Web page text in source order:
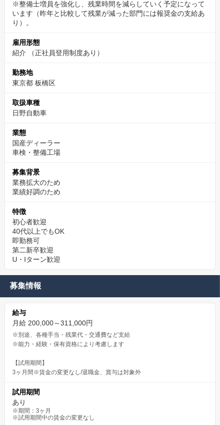
※整備士増員を強化し、残業時間を減らしていく予定になって
います（昨年と比較して残業が減った部門には報奨金の支給あ
り）。
雇用形態
紹介 （正社員登用制度あり）
勤務地
東京都 板橋区
取扱車種
日野自動車
業態
国産ディーラー
車検・整備工場
募集背景
業務拡大のため
業績好調のため
特徴
初心者歓迎
40代以上でもOK
即勤務可
第二新卒歓迎
U・Iターン歓迎
募集情報
給与
月給 200,000～311,000円
※別途、各種手当・残業代・交通費など支給
※能力・経験・保有資格により考慮します
【試用期間】
3ヶ月間※賃金の変更なし/退職金、賞与は対象外
試用期間
あり
※期間：3ヶ月
※試用期間中の賃金の変更なし